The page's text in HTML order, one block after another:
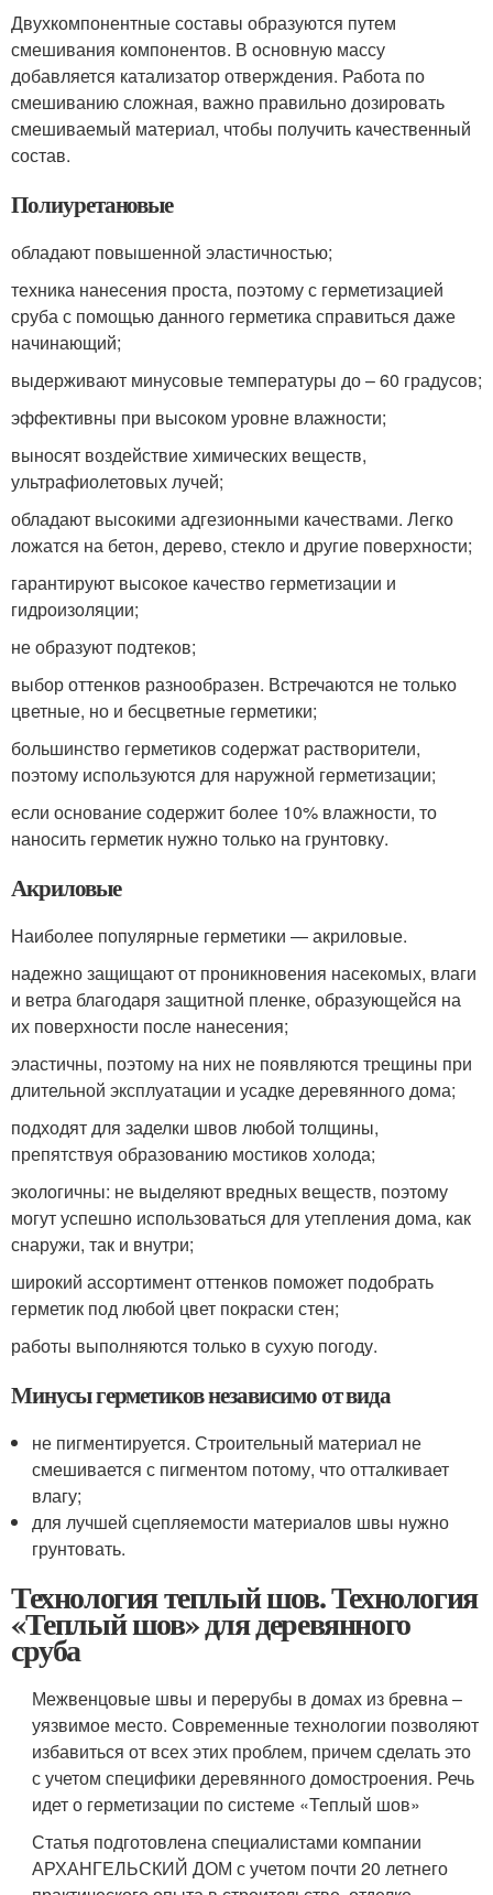
Двухкомпонентные составы образуются путем
смешивания компонентов. В основную массу
добавляется катализатор отверждения. Работа по
смешиванию сложная, важно правильно дозировать
смешиваемый материал, чтобы получить качественный
состав.
Полиуретановые
обладают повышенной эластичностью;
техника нанесения проста, поэтому с герметизацией
сруба с помощью данного герметика справиться даже
начинающий;
выдерживают минусовые температуры до – 60 градусов;
эффективны при высоком уровне влажности;
выносят воздействие химических веществ,
ультрафиолетовых лучей;
обладают высокими адгезионными качествами. Легко
ложатся на бетон, дерево, стекло и другие поверхности;
гарантируют высокое качество герметизации и
гидроизоляции;
не образуют подтеков;
выбор оттенков разнообразен. Встречаются не только
цветные, но и бесцветные герметики;
большинство герметиков содержат растворители,
поэтому используются для наружной герметизации;
если основание содержит более 10% влажности, то
наносить герметик нужно только на грунтовку.
Акриловые
Наиболее популярные герметики — акриловые.
надежно защищают от проникновения насекомых, влаги
и ветра благодаря защитной пленке, образующейся на
их поверхности после нанесения;
эластичны, поэтому на них не появляются трещины при
длительной эксплуатации и усадке деревянного дома;
подходят для заделки швов любой толщины,
препятствуя образованию мостиков холода;
экологичны: не выделяют вредных веществ, поэтому
могут успешно использоваться для утепления дома, как
снаружи, так и внутри;
широкий ассортимент оттенков поможет подобрать
герметик под любой цвет покраски стен;
работы выполняются только в сухую погоду.
Минусы герметиков независимо от вида
не пигментируется. Строительный материал не
смешивается с пигментом потому, что отталкивает
влагу;
для лучшей сцепляемости материалов швы нужно
грунтовать.
Технология теплый шов. Технология
«Теплый шов» для деревянного
сруба
Межвенцовые швы и перерубы в домах из бревна –
уязвимое место. Современные технологии позволяют
избавиться от всех этих проблем, причем сделать это
с учетом специфики деревянного домостроения. Речь
идет о герметизации по системе «Теплый шов»
Статья подготовлена специалистами компании
АРХАНГЕЛЬСКИЙ ДОМ с учетом почти 20 летнего